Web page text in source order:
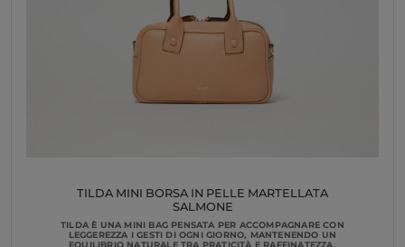
TILDA MINI BORSA IN PELLE MARTELLATA
SALMONE
TILDA È UNA MINI BAG PENSATA PER ACCOMPAGNARE CON
LEGGEREZZA I GESTI DI OGNI GIORNO, MANTENENDO UN
EQUILIBRIO NATURALE TRA PRATICITÀ E RAFFINATEZZA.